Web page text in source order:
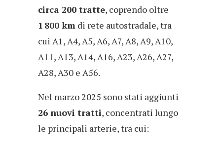
circa 200 tratte, coprendo oltre
1 800 km di rete autostradale, tra
cui A1, A4, A5, A6, A7, A8, A9, A10,
A11, A13, A14, A16, A23, A26, A27,
A28, A30 e A56.
Nel marzo 2025 sono stati aggiunti
26 nuovi tratti, concentrati lungo
le principali arterie, tra cui: